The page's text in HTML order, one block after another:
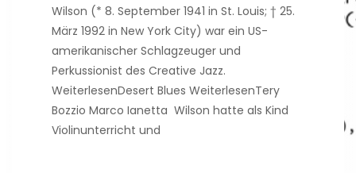
Wilson (* 8. September 1941 in St. Louis; † 25.
März 1992 in New York City) war ein US-
amerikanischer Schlagzeuger und
Perkussionist des Creative Jazz.
WeiterlesenDesert Blues WeiterlesenTery
Bozzio Marco Ianetta Wilson hatte als Kind
Violinunterricht und